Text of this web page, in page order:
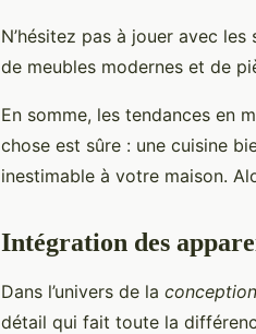
N’hésitez pas à jouer avec
de meubles modernes et de
En somme, les tendances en
chose est sûre : une cuisine
inestimable à votre maison.
Intégration des
Dans l’univers de la
détail qui fait toute la